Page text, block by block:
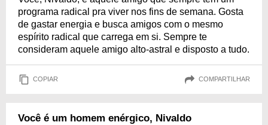
programa radical pra viver nos fins de semana. Gosta
de gastar energia e busca amigos com o mesmo
espírito radical que carrega em si. Sempre te
consideram aquele amigo alto-astral e disposto a tudo.
COPIAR COMPARTILHAR
Você é um homem enérgico, Nivaldo